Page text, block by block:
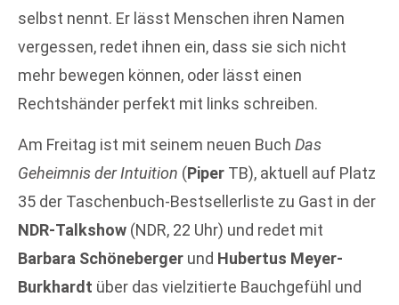
selbst nennt. Er lässt Menschen ihren Namen
vergessen, redet ihnen ein, dass sie sich nicht
mehr bewegen können, oder lässt einen
Rechtshänder perfekt mit links schreiben.
Am Freitag ist mit seinem neuen Buch Das
Geheimnis der Intuition (Piper TB), aktuell auf Platz
35 der Taschenbuch-Bestsellerliste zu Gast in der
NDR-Talkshow (NDR, 22 Uhr) und redet mit
Barbara Schöneberger und Hubertus Meyer-
Burkhardt über das vielzitierte Bauchgefühl und